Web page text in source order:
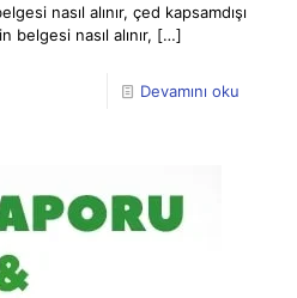
nasıl alınır, çed kapsamdışı
belgesi nasıl alınır, […]
Devamını oku